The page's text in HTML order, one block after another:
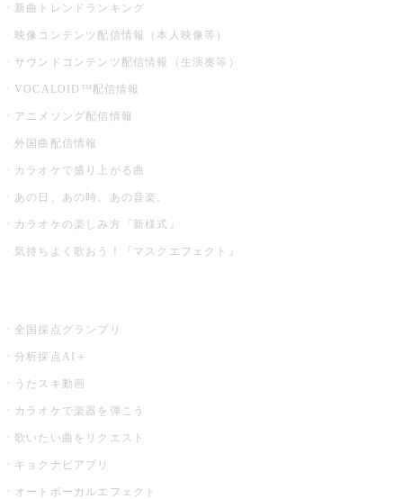
新曲トレンドランキング
映像コンテンツ配信情報（本人映像等）
サウンドコンテンツ配信情報（生演奏等）
VOCALOID™配信情報
アニメソング配信情報
外国曲配信情報
カラオケで盛り上がる曲
あの日、あの時、あの音楽。
カラオケの楽しみ方『新様式』
気持ちよく歌おう！『マスクエフェクト』
全国採点グランプリ
分析採点AI＋
うたスキ動画
カラオケで楽器を弾こう
歌いたい曲をリクエスト
キョクナビアプリ
オートボーカルエフェクト